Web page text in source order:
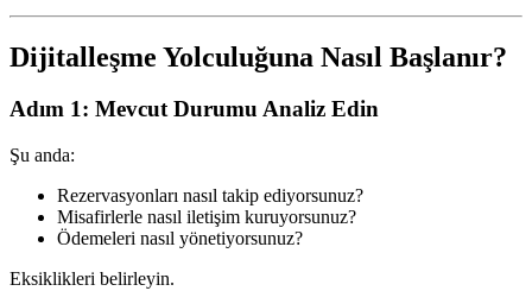
Dijitalleşme Yolculuğuna Nasıl Başlanır?
Adım 1: Mevcut Durumu Analiz Edin
Şu anda:
Rezervasyonları nasıl takip ediyorsunuz?
Misafirlerle nasıl iletişim kuruyorsunuz?
Ödemeleri nasıl yönetiyorsunuz?
Eksiklikleri belirleyin.